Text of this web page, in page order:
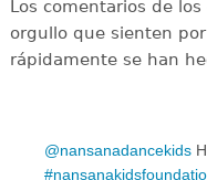
Los comentarios de
orgullo que sienten
rápidamente se han
@nansanadancekids